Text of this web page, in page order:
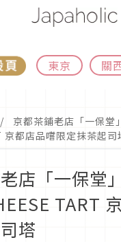
東京 關
京都茶鋪老店「一保堂
京都店品嚐限定抹茶起司
店「一保堂
TART
塔